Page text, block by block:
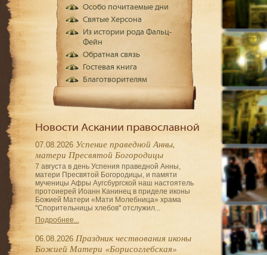
Особо почитаемые дни
Святые Херсона
Из истории рода Фальц-
Фейн
Обратная связь
Гостевая книга
Благотворителям
Новости Аскании православной
07.08.2026 Успение праведной Анны,
матери Пресвятой Богородицы
7 августа в день Успения праведной Анны,
матери Пресвятой Богородицы, и памяти
мученицы Афры Аугсбургской наш настоятель
протоиерей Иоанн Канинец в приделе иконы
Божией Матери «Мати Молебница» храма
"Спорительницы хлебов" отслужил...
Подробнее...
06.08.2026 Праздник чествования иконы
Божией Матери «Борисоглебская»